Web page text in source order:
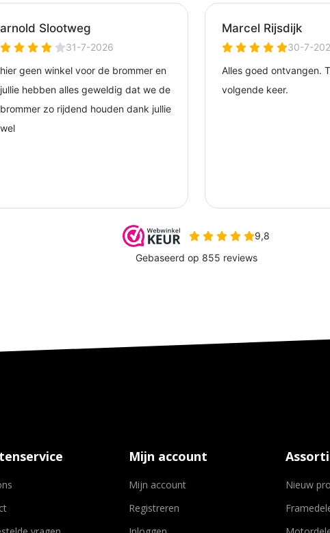
Mijn account
Mijn account
Registreren
Nieuw